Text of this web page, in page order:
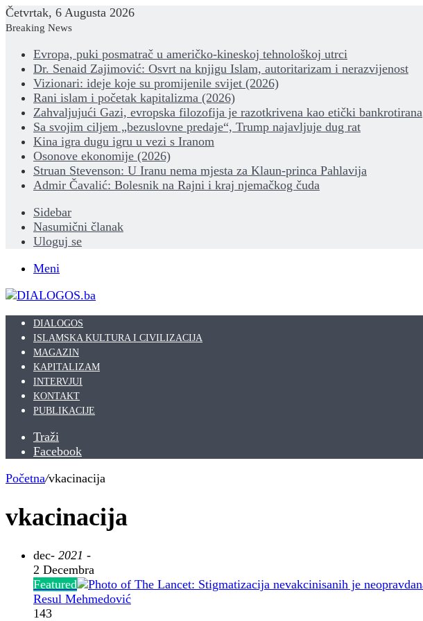
Četvrtak, 6 Augusta 2026
Breaking News
Evropa, puki posmatrač u američko-kineskoj tehnološkoj utrci
Dr. Senaid Zajimović: Osvrt na knjigu Islam, autoritarizam i nerazvijenost
Vizionari: ideje koje su promijenile svijet (2026)
Rani islam i početak kapitalizma (2026)
Zahvaljujući Gazi, evropska filozofija je razotkrivena kao etički bankrotirana
Sa svojim ciljem „bezuslovne predaje“, Trump najavljuje dug rat
Kina igra dugu igru u vezi s Iranom
Osonove ekonomije (2026)
Struan Stevenson: U Iranu nema mjesta za Klaun-princa Pahlavija
Admir Čavalić: Bolesnik na Rajni i kraj njemačkog čuda
Sidebar
Nasumični članak
Uloguj se
Meni
DIALOGOS
ISLAMSKA KULTURA I CIVILIZACIJA
MAGAZIN
KAPITALIZAM
INTERVJUI
KONTAKT
PUBLIKACIJE
Traži
Facebook
Početna/vkacinacija
vkacinacija
dec- 2021 -
2 Decembra
Featured
Resul Mehmedović
143